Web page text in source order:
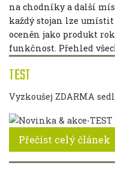
TEST
Vyzkoušej ZDARMA
Přečíst celý článek
na chodníky a další
každý stojan lze
oceněn jako produkt
funkčnost. Přehled